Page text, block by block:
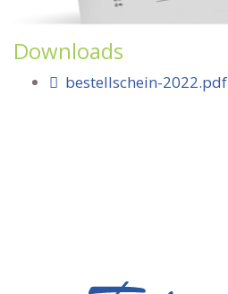
Downloads
bestellschein-2022.pdf